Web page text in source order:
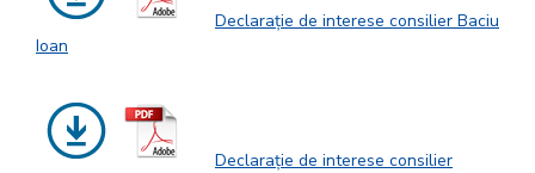
Declarație de interese consilier Baciu
Ioan
Declarație de interese consilier